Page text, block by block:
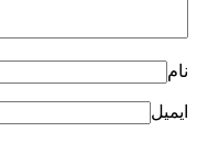
نام
ایمیل